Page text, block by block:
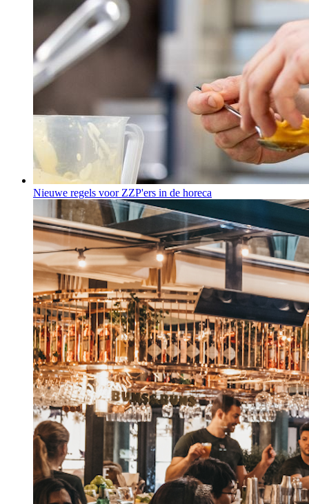
Nieuwe regels voor ZZP'ers in de horeca